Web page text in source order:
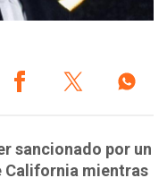
sancionado por un
California mientras